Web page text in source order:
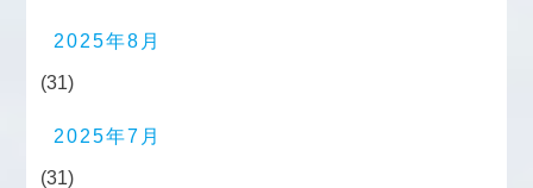
2025年8月
(31)
2025年7月
(31)